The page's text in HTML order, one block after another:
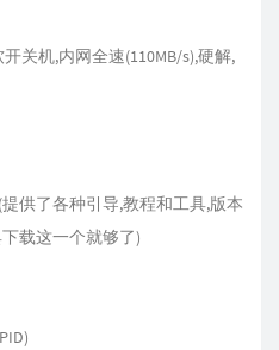
关机,内网全速(110MB/s),硬解,
(提供了各种引导,教程和工具,版本
载这一个就够了)